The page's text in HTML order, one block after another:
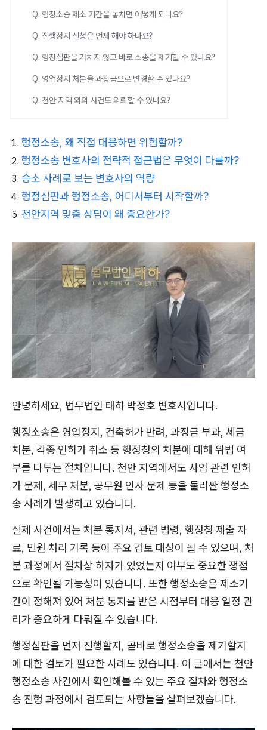
Q. 행정소송 제소 기간을 놓치면 어떻게 되나요?
Q. 집행정지 신청은 언제 해야 하나요?
Q. 행정심판을 거치지 않고 바로 소송을 제기할 수 있나요?
Q. 영업정지 처분을 과징금으로 변경할 수 있나요?
Q. 천안 지역 외의 사건도 의뢰할 수 있나요?
행정소송, 왜 직접 대응하면 위험할까?
행정소송 변호사의 전략적 접근법은 무엇이 다를까?
승소 사례로 보는 변호사의 역량
행정심판과 행정소송, 어디서부터 시작할까?
천안지역 맞춤 상담이 왜 중요한가?
안녕하세요, 법무법인 태하 박정호 변호사입니다.
행정소송은 영업정지, 건축허가 반려, 과징금 부과, 세금
처분, 각종 인허가 취소 등 행정청의 처분에 대해 위법 여
부를 다투는 절차입니다. 천안 지역에서도 사업 관련 인허
가 문제, 세무 처분, 공무원 인사 문제 등을 둘러싼 행정소
송 사례가 발생하고 있습니다.
실제 사건에서는 처분 통지서, 관련 법령, 행정청 제출 자
료, 민원 처리 기록 등이 주요 검토 대상이 될 수 있으며, 처
분 과정에서 절차상 하자가 있었는지 여부도 중요한 쟁점
으로 확인될 가능성이 있습니다. 또한 행정소송은 제소기
간이 정해져 있어 처분 통지를 받은 시점부터 대응 일정 관
리가 중요하게 다뤄질 수 있습니다.
행정심판을 먼저 진행할지, 곧바로 행정소송을 제기할지
에 대한 검토가 필요한 사례도 있습니다. 이 글에서는 천안
행정소송 사건에서 확인해볼 수 있는 주요 절차와 행정소
송 진행 과정에서 검토되는 사항들을 살펴보겠습니다.